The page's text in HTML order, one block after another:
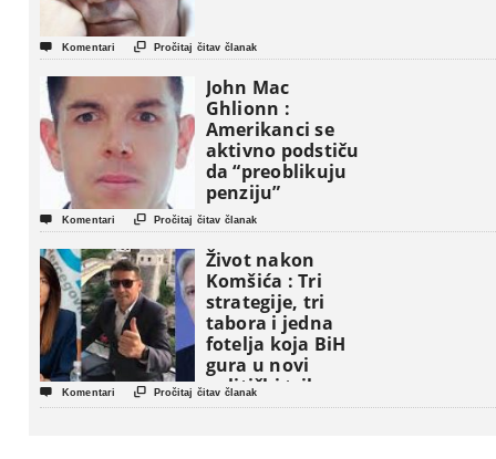
 Komentari  Pročitaj čitav članak
John Mac
Ghlionn :
Amerikanci se
aktivno podstiču
da “preoblikuju
penziju”
 Komentari  Pročitaj čitav članak
Život nakon
Komšića : Tri
strategije, tri
tabora i jedna
fotelja koja BiH
gura u novi
politički triler
 Komentari  Pročitaj čitav članak